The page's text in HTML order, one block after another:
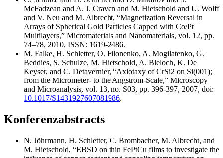
McFadzean and A. J. Craven and M. Hietschold and U. Wolff
and V. Neu and M. Albrecht, “Magnetization Reversal in
Arrays of Spherical Gold Particles Capped with Co/Pt
Multilayers,” Micromaterials and Nanomaterials, vol. 12, pp.
74–78, 2010, ISSN: 1619-2486.
M. Falke, H. Schletter, O. Filonenko, A. Mogilatenko, G.
Beddies, S. Schulze, M. Hietschold, A. Bleloch, K. De
Keyser, and C. Detavernier, “Axiotaxy of CrSi2 on Si(001);
from the Micrometer- to the Angstrom-Scale,” Microscopy
and Microanalysis, vol. 13, no. S03, pp. 396-397, 2007, doi:
10.1017/S1431927607081986.
Konferenzabstracts
N. Jöhrmann, H. Schletter, C. Brombacher, M. Albrecht, and
M. Hietschold, “EBSD on thin FePtCu films to investigate the